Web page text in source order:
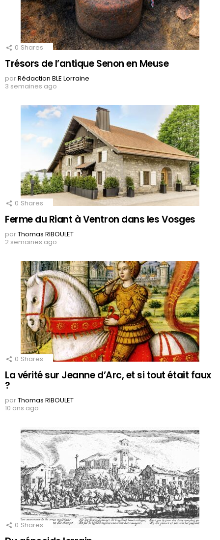
0 Shares
Trésors de l’antique Senon en Meuse
parRédaction BLE Lorraine
3 semaines ago
0 Shares
Ferme du Riant à Ventron dans les Vosges
parThomas RIBOULET
2 semaines ago
0 Shares
La vérité sur Jeanne d’Arc, et si tout était faux
?
parThomas RIBOULET
10 ans ago
0 Shares